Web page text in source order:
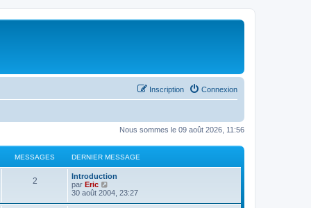
Connexion
Inscription
Nous sommes le 09 août 2026, 11:56
MESSAGES DERNIER MESSAGE
2
Introduction
par Eric
o
30 août 2004, 23:27